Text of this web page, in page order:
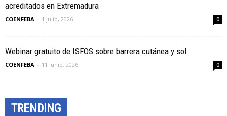
acreditados en Extremadura
COENFEBA - 1 julio, 2026 0
Webinar gratuito de ISFOS sobre barrera cutánea y sol
COENFEBA - 11 junio, 2026 0
TRENDING